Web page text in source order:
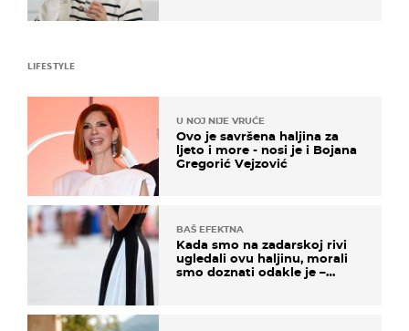
LIFESTYLE
U NOJ NIJE VRUĆE
Ovo je savršena haljina za
ljeto i more - nosi je i Bojana
Gregorić Vejzović
BAŠ EFEKTNA
Kada smo na zadarskoj rivi
ugledali ovu haljinu, morali
smo doznati odakle je –